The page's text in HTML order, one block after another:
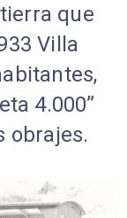
que
Villa
4.000”
obrajes.